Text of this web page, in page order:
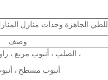
للطي الجاهزة وحدات منازل
وصف
8 # c الصلب ، أنبوب مربع ، زاوية الحديد ،
أنبوب مسطح ،